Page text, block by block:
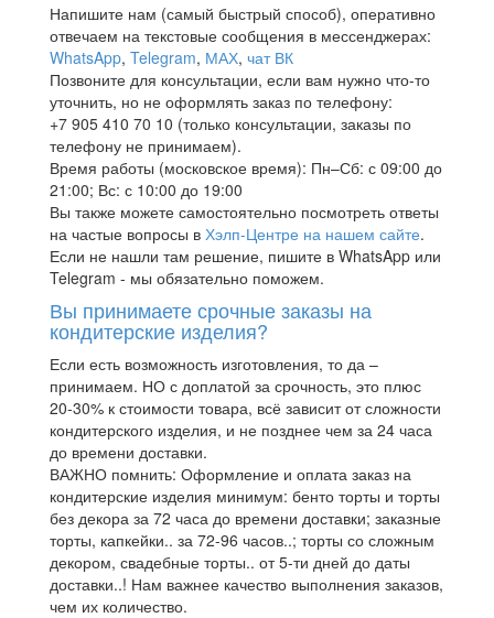
Напишите нам (самый быстрый способ), оперативно
отвечаем на текстовые сообщения в мессенджерах:
WhatsApp, Telegram, МАХ, чат ВК
Позвоните для консультации, если вам нужно что-то
уточнить, но не оформлять заказ по телефону:
+7 905 410 70 10 (только консультации, заказы по
телефону не принимаем).
Время работы (московское время): Пн–Сб: с 09:00 до
21:00; Вс: с 10:00 до 19:00
Вы также можете самостоятельно посмотреть ответы
на частые вопросы в Хэлп-Центре на нашем сайте.
Если не нашли там решение, пишите в WhatsApp или
Telegram - мы обязательно поможем.
Вы принимаете срочные заказы на
кондитерские изделия?
Если есть возможность изготовления, то да –
принимаем. НО с доплатой за срочность, это плюс
20-30% к стоимости товара, всё зависит от сложности
кондитерского изделия, и не позднее чем за 24 часа
до времени доставки.
ВАЖНО помнить: Оформление и оплата заказ на
кондитерские изделия минимум: бенто торты и торты
без декора за 72 часа до времени доставки; заказные
торты, капкейки.. за 72-96 часов..; торты со сложным
декором, свадебные торты.. от 5-ти дней до даты
доставки..! Нам важнее качество выполнения заказов,
чем их количество.